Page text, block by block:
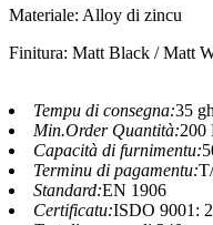
Materiale: Alloy di zincu
Finitura: Matt Black / Matt
Tempu di consegna:35
Min.Order Quantità:200
Capacità di furnimentu:
Terminu di pagamentu:
Standard:EN 1906
Certificatu:ISDO 9001: